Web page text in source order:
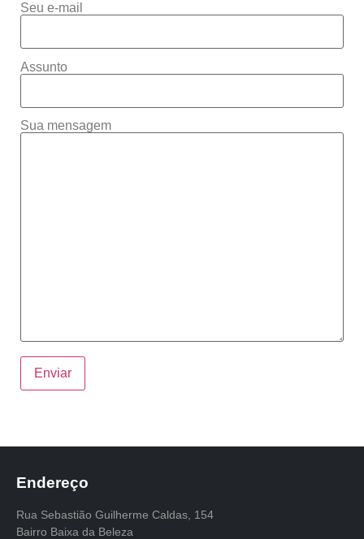
Seu e-mail
Assunto
Sua mensagem
Endereço
Rua Sebastião Guilherme Caldas, 154
Bairro Baixa da Beleza